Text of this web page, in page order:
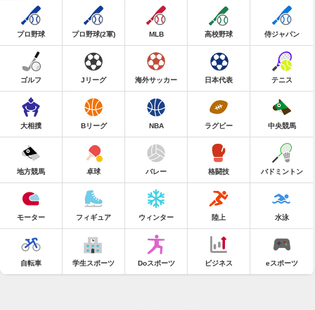
プロ野球 プロ野球(2軍) MLB 高校野球 侍ジャパン
ゴルフ Jリーグ 海外サッカー 日本代表 テニス
大相撲 Bリーグ NBA ラグビー 中央競馬
地方競馬 卓球 バレー 格闘技 バドミントン
モーター フィギュア ウィンター 陸上 水泳
自転車 学生スポーツ Doスポーツ ビジネス eスポーツ